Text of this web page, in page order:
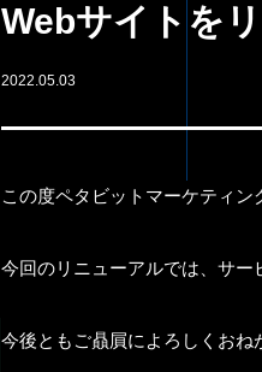
Webサイトを
2022.05.03
この度ペタビットマーケティン
今回のリニューアルでは、サー
今後ともご贔屓によろしくおね